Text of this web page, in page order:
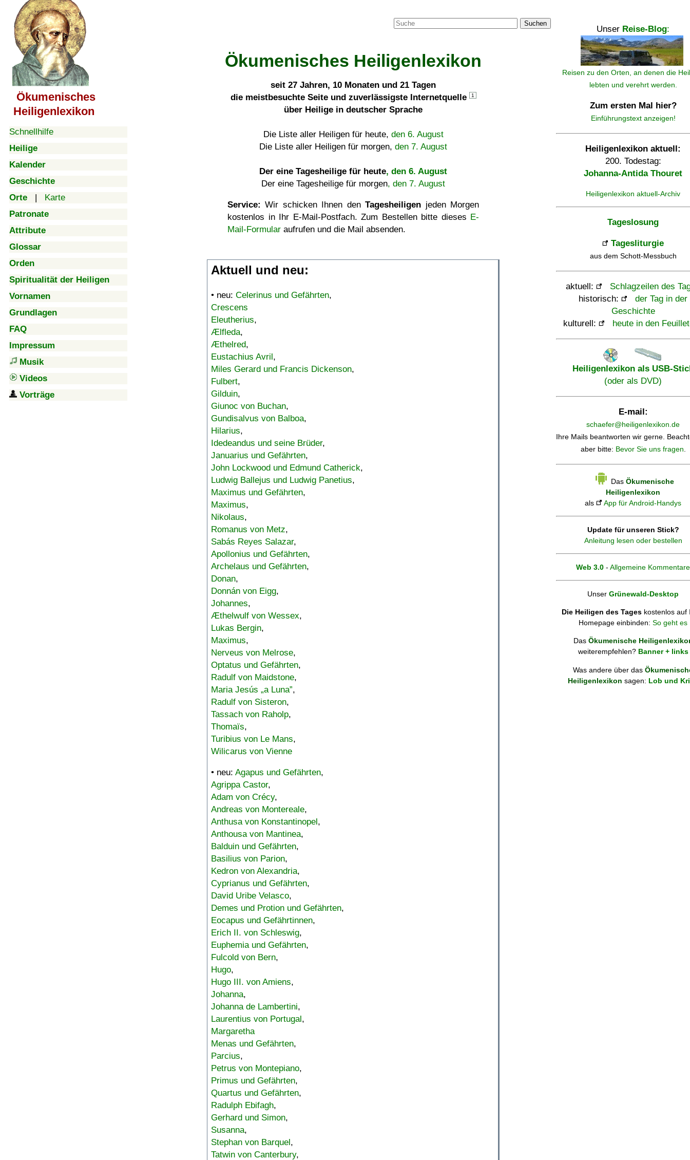
Ökumenisches
Heiligenlexikon
Schnellhilfe
Heilige
Kalender
Geschichte
Orte | Karte
Patronate
Attribute
Glossar
Orden
Spiritualität der Heiligen
Vornamen
Grundlagen
FAQ
Impressum
Musik
Videos
Vorträge
Suchen
Ökumenisches Heiligenlexikon
seit 27 Jahren, 10 Monaten und 21 Tagen
die meistbesuchte Seite und zuverlässigste Internetquelle
1
über Heilige in deutscher Sprache
Die Liste aller Heiligen für heute, den 6. August
Die Liste aller Heiligen für morgen, den 7. August
Der eine Tagesheilige für heute, den 6. August
Der eine Tagesheilige für morgen, den 7. August
Service: Wir schicken Ihnen denTagesheiligen jeden Morgen
kostenlos in Ihr E-Mail-Postfach. Zum Bestellen bitte dieses E-
Mail-Formular aufrufen und die Mail absenden.
Aktuell und neu:
• neu: Celerinus und Gefährten,
Crescens
Eleutherius,
Ælfleda,
Æthelred,
Eustachius Avril,
Miles Gerard und Francis Dickenson,
Fulbert,
Gilduin,
Giunoc von Buchan,
Gundisalvus von Balboa,
Hilarius,
Idedeandus und seine Brüder,
Januarius und Gefährten,
John Lockwood und Edmund Catherick,
Ludwig Ballejus und Ludwig Panetius,
Maximus und Gefährten,
Maximus,
Nikolaus,
Romanus von Metz,
Sabás Reyes Salazar,
Apollonius und Gefährten,
Archelaus und Gefährten,
Donan,
Donnán von Eigg,
Johannes,
Æthelwulf von Wessex,
Lukas Bergin,
Maximus,
Nerveus von Melrose,
Optatus und Gefährten,
Radulf von Maidstone,
Maria Jesús „a Luna”,
Radulf von Sisteron,
Tassach von Raholp,
Thomaïs,
Turibius von Le Mans,
Wilicarus von Vienne
• neu: Agapus und Gefährten,
Agrippa Castor,
Adam von Crécy,
Andreas von Montereale,
Anthusa von Konstantinopel,
Anthousa von Mantinea,
Balduin und Gefährten,
Basilius von Parion,
Kedron von Alexandria,
Cyprianus und Gefährten,
David Uribe Velasco,
Demes und Protion und Gefährten,
Eocapus und Gefährtinnen,
Erich II. von Schleswig,
Euphemia und Gefährten,
Fulcold von Bern,
Hugo,
Hugo III. von Amiens,
Johanna,
Johanna de Lambertini,
Laurentius von Portugal,
Margaretha
Menas und Gefährten,
Parcius,
Petrus von Montepiano,
Primus und Gefährten,
Quartus und Gefährten,
Radulph Ebifagh,
Gerhard und Simon,
Susanna,
Stephan von Barquel,
Tatwin von Canterbury,
Unser Reise-Blog:
Reisen zu den Orten, an denen die
lebten und verehrt werden.
Zum ersten Mal hier?
Einführungstext anzeigen!
Heiligenlexikon aktuell:
200. Todestag:
Johanna-Antida Thouret
Heiligenlexikon aktuell-Archiv
Tageslosung
Tagesliturgie
aus dem Schott-Messbuch
aktuell:
Schlagzeilen des
historisch:
der Tag in der
Geschichte
kulturell:
heute in den
Heiligenlexikon als USB-
(oder als DVD)
E-mail:
schaefer@heiligenlexikon.de
Ihre Mails beantworten wir gerne.
aber bitte: Bevor Sie uns fragen.
Das Ökumenische
Heiligenlexikon
als
App für Android-Handys
Update für unseren Stick?
Anleitung lesen oder bestellen
Web 3.0 - Allgemeine Kommentare
Unser Grünewald-Desktop
Die Heiligen des Tages kostenlos auf
Homepage einbinden: So geht es
Das Ökumenische
weiterempfehlen? Banner + links
Was andere über das
Heiligenlexikon sagen: Lob und